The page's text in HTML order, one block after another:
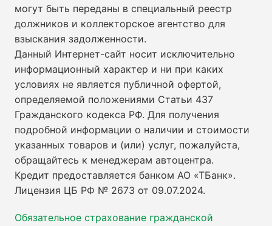
могут быть переданы в специальный реестр
должников и коллекторское агентство для
взыскания задолженности.
Данный Интернет-сайт носит исключительно
информационный характер и ни при каких
условиях не является публичной офертой,
определяемой положениями Статьи 437
Гражданского кодекса РФ. Для получения
подробной информации о наличии и стоимости
указанных товаров и (или) услуг, пожалуйста,
обращайтесь к менеджерам автоцентра.
Кредит предоставляется банком АО «ТБанк».
Лицензия ЦБ РФ № 2673 от 09.07.2024.
Обязательное страхование гражданской